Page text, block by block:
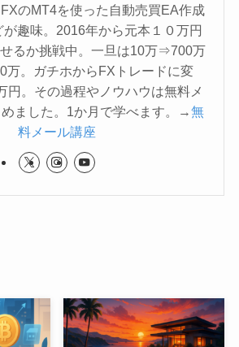
のMT4を使った自動売買EA作成
趣味。2016年から元本１０万円
るか挑戦中。一旦は10万⇒700万
万。ガチホからFXトレードに変
円。その過程やノウハウは無料メ
ました。1か月で学べます。→無
料メール講座